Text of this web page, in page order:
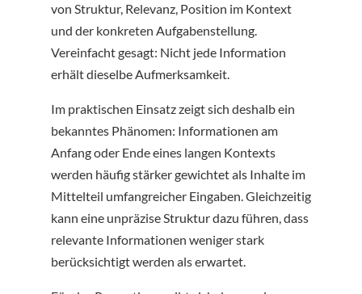
von Struktur, Relevanz, Position im Kontext
und der konkreten Aufgabenstellung.
Vereinfacht gesagt: Nicht jede Information
erhält dieselbe Aufmerksamkeit.
Im praktischen Einsatz zeigt sich deshalb ein
bekanntes Phänomen: Informationen am
Anfang oder Ende eines langen Kontexts
werden häufig stärker gewichtet als Inhalte im
Mittelteil umfangreicher Eingaben. Gleichzeitig
kann eine unpräzise Struktur dazu führen, dass
relevante Informationen weniger stark
berücksichtigt werden als erwartet.